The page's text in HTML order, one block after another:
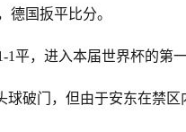
德国扳平比分。
平，进入本届世界杯的第一
球破门，但由于安东在禁